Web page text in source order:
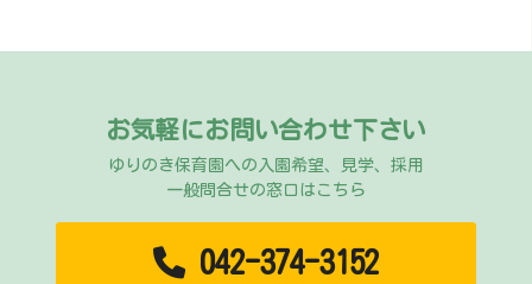
お気軽にお問い合わせ下さい
ゆりのき保育園への入園希望、見学、採用
一般問合せの窓口はこちら
042-374-3152